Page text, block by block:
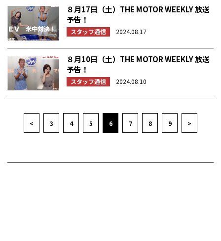
８月17日（土）THE MOTOR WEEKLY 放送
予告！
スタッフ通信 2024.08.17
８月10日（土）THE MOTOR WEEKLY 放送
予告！
スタッフ通信 2024.08.10
< 3 4 5 6 7 8 9 >